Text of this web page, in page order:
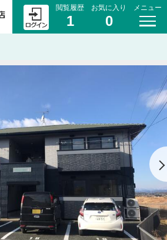
閲覧履歴
1
お気に入り
0
メニュー